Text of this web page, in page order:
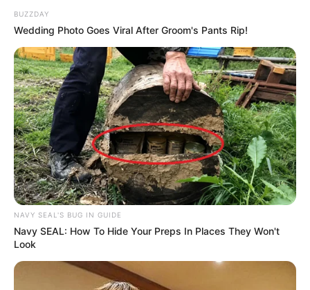
BUZZDAY
Wedding Photo Goes Viral After Groom's Pants Rip!
NAVY SEAL'S BUG IN GUIDE
Navy SEAL: How To Hide Your Preps In Places They Won't
Look